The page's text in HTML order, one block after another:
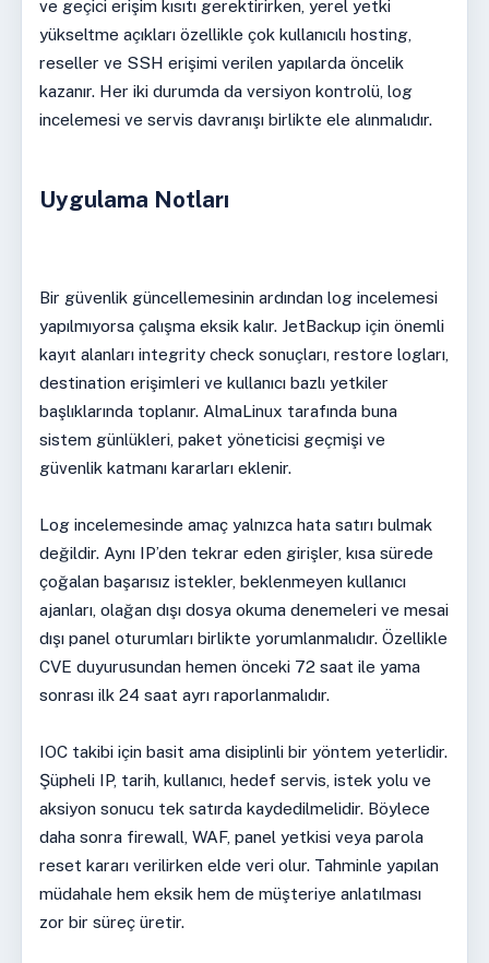
ve geçici erişim kısıtı gerektirirken, yerel yetki
yükseltme açıkları özellikle çok kullanıcılı hosting,
reseller ve SSH erişimi verilen yapılarda öncelik
kazanır. Her iki durumda da versiyon kontrolü, log
incelemesi ve servis davranışı birlikte ele alınmalıdır.
Uygulama Notları
Bir güvenlik güncellemesinin ardından log incelemesi
yapılmıyorsa çalışma eksik kalır. JetBackup için önemli
kayıt alanları integrity check sonuçları, restore logları,
destination erişimleri ve kullanıcı bazlı yetkiler
başlıklarında toplanır. AlmaLinux tarafında buna
sistem günlükleri, paket yöneticisi geçmişi ve
güvenlik katmanı kararları eklenir.
Log incelemesinde amaç yalnızca hata satırı bulmak
değildir. Aynı IP’den tekrar eden girişler, kısa sürede
çoğalan başarısız istekler, beklenmeyen kullanıcı
ajanları, olağan dışı dosya okuma denemeleri ve mesai
dışı panel oturumları birlikte yorumlanmalıdır. Özellikle
CVE duyurusundan hemen önceki 72 saat ile yama
sonrası ilk 24 saat ayrı raporlanmalıdır.
IOC takibi için basit ama disiplinli bir yöntem yeterlidir.
Şüpheli IP, tarih, kullanıcı, hedef servis, istek yolu ve
aksiyon sonucu tek satırda kaydedilmelidir. Böylece
daha sonra firewall, WAF, panel yetkisi veya parola
reset kararı verilirken elde veri olur. Tahminle yapılan
müdahale hem eksik hem de müşteriye anlatılması
zor bir süreç üretir.